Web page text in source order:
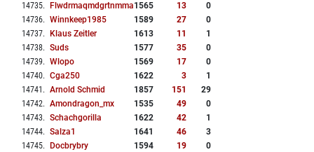
14735. Flwdrmaqmdgrtnmmak1565 13
0
14736. Winnkeep1985 1589 27
0
14737. Klaus Zeitler 1613 11
1
14738. Suds 1577 35
0
14739. Wlopo 1569 17
0
14740. Cga250 1622 3
1
14741 . Arnold Schmid 1857 151
29
14742. Amondragon_mx 1535 49
0
14743. Schachgorilla 1622 42
1
14744. Salza1 1641 46
3
14745. Docbrybry 1594 19
0